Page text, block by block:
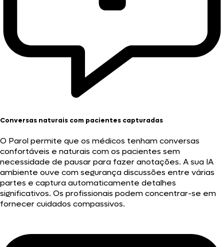
Conversas naturais com pacientes capturadas
O Parol permite que os médicos tenham conversas
confortáveis e naturais com os pacientes sem
necessidade de pausar para fazer anotações. A sua IA
ambiente ouve com segurança discussões entre várias
partes e captura automaticamente detalhes
significativos. Os profissionais podem concentrar-se em
fornecer cuidados compassivos.